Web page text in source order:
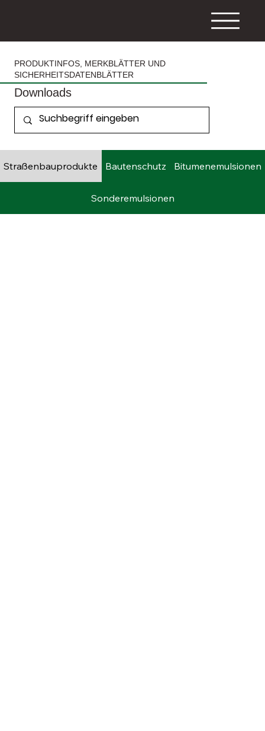
PRODUKTINFOS, MERKBLÄTTER UND
SICHERHEITSDATENBLÄTTER
Downloads
Straßenbauprodukte Bautenschutz Bitumenemulsionen
Sonderemulsionen